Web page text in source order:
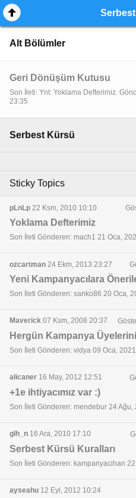
Alt Bölümler
Geri Dönüşüm Kutusu
Son İleti: Ynt: Yoklama Defterimiz.
23:35
Serbest Kürsü
Sticky Topics
pLnLp 22 Ksm, 2010 10:10
Yoklama Defterimiz
Son İleti Gönderen: mach1 21 Oca,
ozcartman 24 Ekm, 2013 23:27
Yeni Kampanyacılara
Son İleti Gönderen: sanko86 20 Oca,
Maverick 07 Ksm, 2008 20:37
Hergün Kampanya Üyelerini
Son İleti Gönderen: vidya 09 Oca,
alicaner 16 May, 2012 12:51
+1e ihtiyacımız var :)
Son İleti Gönderen: mendebur 24 Ağu,
glh_n 16 Ara, 2010 17:10
Serbest Kürsü Kuralları
Son İleti Gönderen: kampanyacihan
ayseahu 12 Eyl, 2012 10:24